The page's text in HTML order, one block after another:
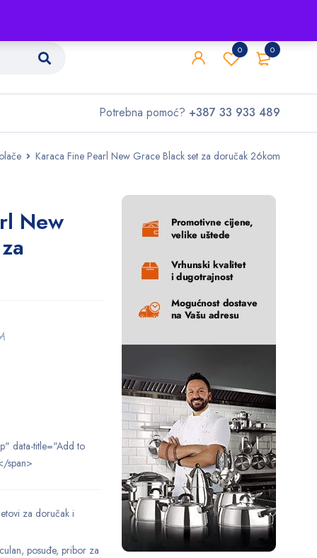
0
0
Potrebna pomoć? +387 33 933 489
Karaca Fine Pearl New Grace Black set za doručak 26kom
New
data-title="Add to
span>
za doručak i
, posuđe, pribor za